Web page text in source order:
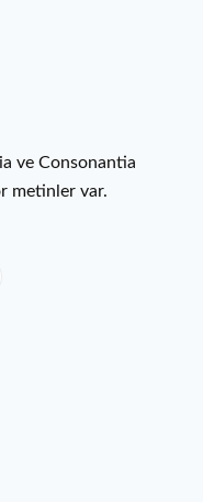
ve Consonantia
metinler var.